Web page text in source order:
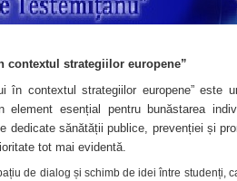
contextul strategiilor europene”
în contextul strategiilor europene” este
esențial pentru bunăstarea
sănătății publice, prevenției și
tot mai evidentă.
de dialog și schimb de idei între studenți,